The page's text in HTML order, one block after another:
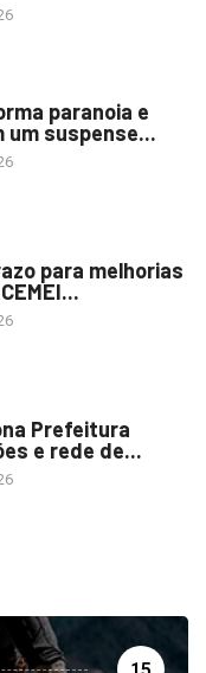
paranoia e
um suspense...
para melhorias
Prefeitura
e rede de...